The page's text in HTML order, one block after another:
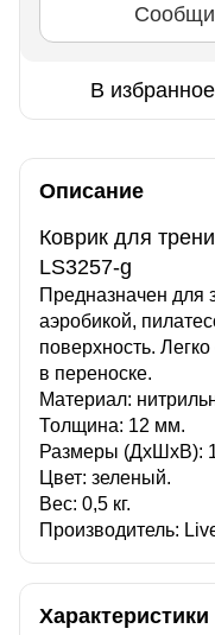
В избранное
Описание
Коврик для
LS3257-g
Предназначен для
аэробикой,
поверхность.
в переноске.
Материал:
Толщина: 12 мм.
Размеры (ДхШхВ):
Цвет: зеленый.
Вес: 0,5 кг.
Производитель:
Характеристики